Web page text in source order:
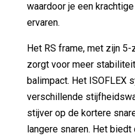
waardoor je een
ervaren.
Het RS frame, met zijn
zorgt voor meer
balimpact. Het ISOFLEX
verschillende
stijver op de kortere
langere snaren. Het